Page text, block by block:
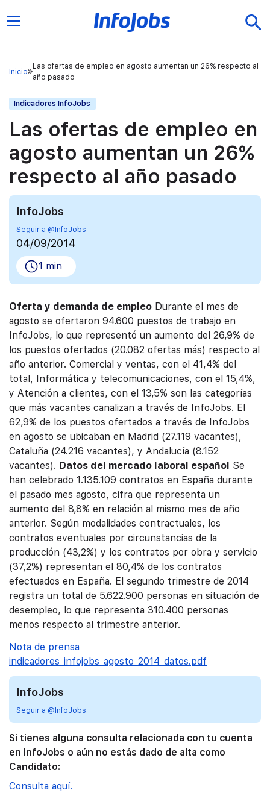
Inicio
Las ofertas de empleo en agosto aumentan un 26% respecto al
año pasado
Indicadores InfoJobs
Las ofertas de empleo en
agosto aumentan un 26%
respecto al año pasado
InfoJobs
Seguir a @InfoJobs
04/09/2014
1 min
Oferta y demanda de empleo Durante el mes de
agosto se ofertaron 94.600 puestos de trabajo en
InfoJobs, lo que representó un aumento del 26,9% de
los puestos ofertados (20.082 ofertas más) respecto al
año anterior. Comercial y ventas, con el 41,4% del
total, Informática y telecomunicaciones, con el 15,4%,
y Atención a clientes, con el 13,5% son las categorías
que más vacantes canalizan a través de InfoJobs. El
62,9% de los puestos ofertados a través de InfoJobs
en agosto se ubicaban en Madrid (27.119 vacantes),
Cataluña (24.216 vacantes), y Andalucía (8.152
vacantes). Datos del mercado laboral español Se
han celebrado 1.135.109 contratos en España durante
el pasado mes agosto, cifra que representa un
aumento del 8,8% en relación al mismo mes de año
anterior. Según modalidades contractuales, los
contratos eventuales por circunstancias de la
producción (43,2%) y los contratos por obra y servicio
(37,2%) representan el 80,4% de los contratos
efectuados en España. El segundo trimestre de 2014
registra un total de 5.622.900 personas en situación de
desempleo, lo que representa 310.400 personas
menos respecto al trimestre anterior.
Nota de prensa
indicadores_infojobs_agosto_2014_datos.pdf
InfoJobs
Seguir a @InfoJobs
Si tienes alguna consulta relacionada con tu cuenta
en InfoJobs o aún no estás dado de alta como
Candidato:
Consulta aquí.